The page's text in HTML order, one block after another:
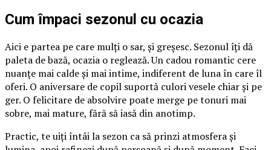
Cum împaci sezonul cu ocazia
Aici e partea pe care mulți o sar, și greșesc. Sezonul îți dă
paleta de bază, ocazia o reglează. Un cadou romantic cere
nuanțe mai calde și mai intime, indiferent de luna în care îl
oferi. O aniversare de copil suportă culori vesele chiar și pe
ger. O felicitare de absolvire poate merge pe tonuri mai
sobre, mai mature, fără să iasă din anotimp.
Practic, te uiți întâi la sezon ca să prinzi atmosfera și